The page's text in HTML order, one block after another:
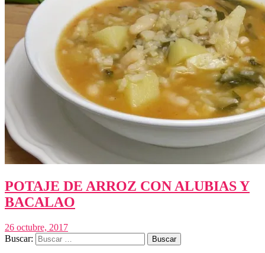
POTAJE DE ARROZ CON ALUBIAS Y
BACALAO
26 octubre, 2017
Buscar: